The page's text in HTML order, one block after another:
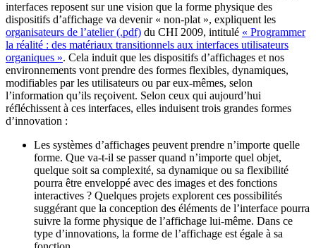
interfaces reposent sur une vision que la forme physique des
dispositifs d’affichage va devenir « non-plat », expliquent les
organisateurs de l’atelier (.pdf) du CHI 2009, intitulé « Programmer
la réalité : des matériaux transitionnels aux interfaces utilisateurs
organiques ». Cela induit que les dispositifs d’affichages et nos
environnements vont prendre des formes flexibles, dynamiques,
modifiables par les utilisateurs ou par eux-mêmes, selon
l’information qu’ils reçoivent. Selon ceux qui aujourd’hui
réfléchissent à ces interfaces, elles induisent trois grandes formes
d’innovation :
Les systèmes d’affichages peuvent prendre n’importe quelle
forme. Que va-t-il se passer quand n’importe quel objet,
quelque soit sa complexité, sa dynamique ou sa flexibilité
pourra être enveloppé avec des images et des fonctions
interactives ? Quelques projets explorent ces possibilités
suggérant que la conception des éléments de l’interface pourra
suivre la forme physique de l’affichage lui-même. Dans ce
type d’innovations, la forme de l’affichage est égale à sa